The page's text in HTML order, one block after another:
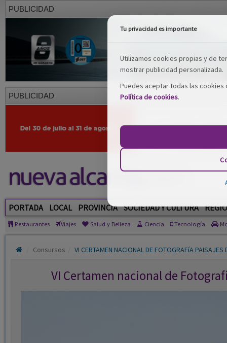
PUBLICIDAD
PUBLICIDAD
PORTADA LOCAL PROVINCIA SOCIEDAD Y CULTURA
Restaurantes Viajes Salud y Belleza Ciencia Tecnología
Consursos VI CERTAMEN NACIONAL DE FOTOGRAFíA PAISAJES
VI Certamen nacional de
Tu privacidad es importante
Utilizamos cookies propias y de
mostrar publicidad personalizada.
Puedes aceptar todas las
Política de cookies.